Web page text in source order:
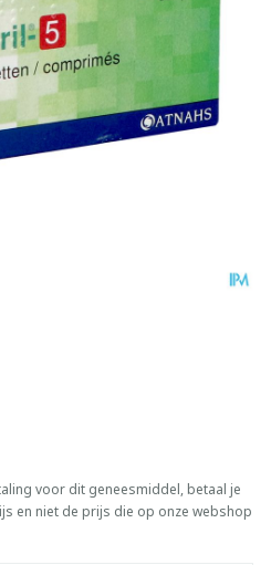
voor dit geneesmiddel, betaal je
en niet de prijs die op onze webshop